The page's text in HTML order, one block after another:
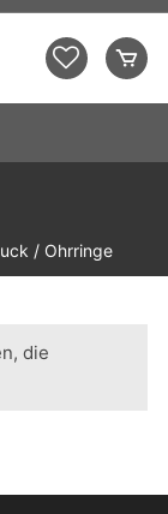
/ Ohrringe
die